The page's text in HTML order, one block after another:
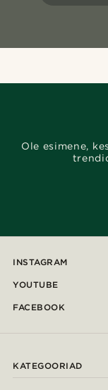
Ole esimene,
INSTAGRAM
YOUTUBE
FACEBOOK
KATEGOORIAD